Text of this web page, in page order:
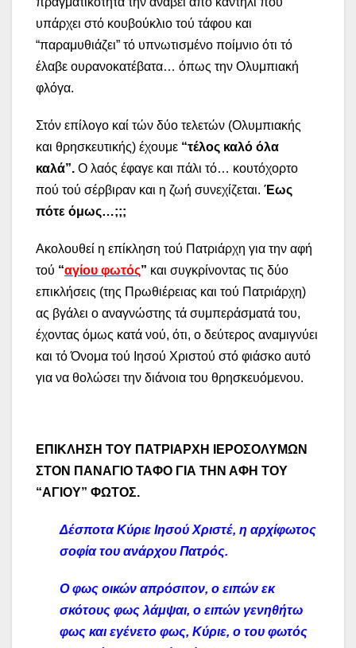
υπάρχει στό κουβούκλιο τού τάφου και
“παραμυθιάζει” τό υπνωτισμένο ποίμνιο ότι τό
έλαβε ουρανοκατέβατα… όπως την Ολυμπιακή
φλόγα.
Στόν επίλογο καί τών δύο τελετών (Ολυμπιακής
και θρησκευτικής) έχουμε “τέλος καλό όλα
καλά”. Ο λαός έφαγε και πάλι τό… κουτόχορτο
πού τού σέρβιραν και η ζωή συνεχίζεται. Έως
πότε όμως…;;;
Ακολουθεί η επίκληση τού Πατριάρχη για την αφή
τού “αγίου φωτός” και συγκρίνοντας τις δύο
επικλήσεις (της Πρωθιέρειας και τού Πατριάρχη)
ας βγάλει ο αναγνώστης τά συμπεράσματά του,
έχοντας όμως κατά νού, ότι, ο δεύτερος αναμιγνύει
και τό Όνομα τού Ιησού Χριστού στό φιάσκο αυτό
για να θολώσει την διάνοια του θρησκευόμενου.
ΕΠΙΚΛΗΣΗ ΤΟΥ ΠΑΤΡΙΑΡΧΗ ΙΕΡΟΣΟΛΥΜΩΝ
ΣΤΟΝ ΠΑΝΑΓΙΟ ΤΑΦΟ ΓΙΑ ΤΗΝ ΑΦΗ ΤΟΥ
“ΑΓΙΟΥ” ΦΩΤΟΣ.
Δέσποτα Κύριε Ιησού Χριστέ, η αρχίφωτος
σοφία του ανάρχου Πατρός.
Ο φως οικών απρόσιτον, ο ειπών εκ
σκότους φως λάμψαι, ο ειπών γενηθήτω
φως και εγένετο φως, Κύριε, ο του φωτός